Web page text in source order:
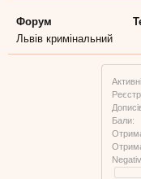
Бали:
Форум
Львів кримінальний